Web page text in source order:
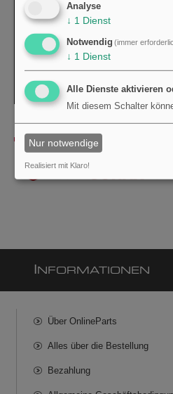
NFORMATIONEN
Über OnlineParts
Alles über die Bestellung
Bezahlung
Analyse
↓ 1 Dienst
Notwendig (immer
↓ 1 Dienst
Alle Dienste aktivieren
Mit diesem Schalter
Nur notwendige
Realisiert mit Klaro!